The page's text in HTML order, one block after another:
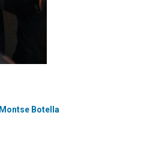
Montse Botella